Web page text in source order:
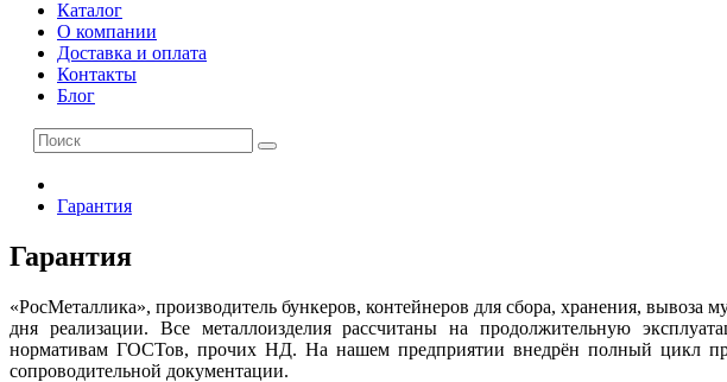
Каталог
О компании
Доставка и оплата
Контакты
Блог
Гарантия
Гарантия
«РосМеталлика», производитель бункеров, контейнеров для сбора, хранения,
дня реализации. Все металлоизделия рассчитаны на продолжительную
нормативам ГОСТов, прочих НД. На нашем предприятии внедрён полный цикл
сопроводительной документации.